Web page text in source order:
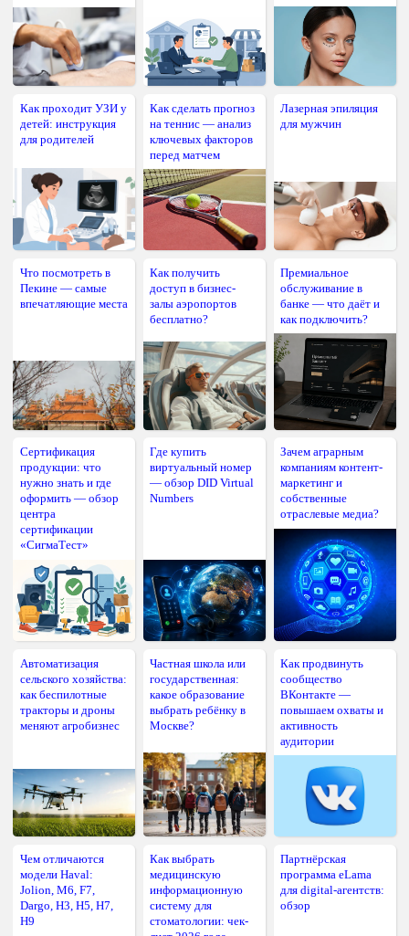
Как проходит УЗИ у
детей: инструкция
для родителей
Как сделать прогноз
на теннис — анализ
ключевых факторов
перед матчем
Лазерная эпиляция
для мужчин
Что посмотреть в
Пекине — самые
впечатляющие места
Как получить
доступ в бизнес-
залы аэропортов
бесплатно?
Премиальное
обслуживание в
банке — что даёт и
как подключить?
Сертификация
продукции: что
нужно знать и где
оформить — обзор
центра
сертификации
«СигмаТест»
Где купить
виртуальный номер
— обзор DID Virtual
Numbers
Зачем аграрным
компаниям контент-
маркетинг и
собственные
отраслевые медиа?
Автоматизация
сельского хозяйства:
как беспилотные
тракторы и дроны
меняют агробизнес
Частная школа или
государственная:
какое образование
выбрать ребёнку в
Москве?
Как продвинуть
сообщество
ВКонтакте —
повышаем охваты и
активность
аудитории
Чем отличаются
модели Haval:
Jolion, M6, F7,
Dargo, H3, H5, H7,
H9
Как выбрать
медицинскую
информационную
систему для
стоматологии: чек-
Партнёрская
программа eLama
для digital-агентств:
обзор